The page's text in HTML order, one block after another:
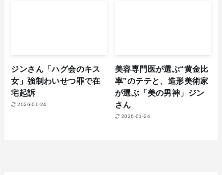
ジンさん「ハグ会のキス
女」強制わいせつ罪で在
宅起訴
2026-01-24
美容専門医が選ぶ“黄金比
率”のテテと、造形美術家
が選ぶ「美の男神」ジン
さん
2026-01-24